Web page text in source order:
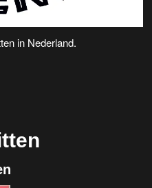
in Nederland.